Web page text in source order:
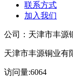
联系方式
加入我们
公司：天津市丰源
天津市丰源铜业有
访问量:6064